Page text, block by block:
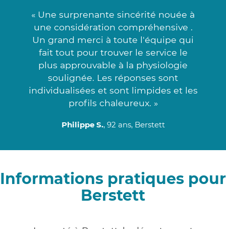
« Une surprenante sincérité nouée à
une considération compréhensive .
Un grand merci à toute l'équipe qui
fait tout pour trouver le service le
plus approuvable à la physiologie
soulignée. Les réponses sont
individualisées et sont limpides et les
profils chaleureux. »
Philippe S., 92 ans, Berstett
Informations pratiques pour
Berstett